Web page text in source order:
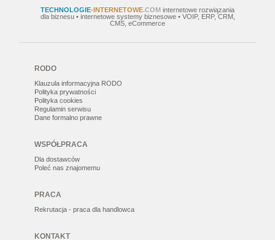
TECHNOLOGIE-INTERNETOWE.COM internetowe rozwiązania
dla biznesu • internetowe systemy biznesowe • VOIP, ERP, CRM,
CMS, eCommerce
RODO
Klauzula informacyjna RODO
Polityka prywatności
Polityka cookies
Regulamin serwisu
Dane formalno prawne
WSPÓŁPRACA
Dla dostawców
Poleć nas znajomemu
PRACA
Rekrutacja - praca dla handlowca
KONTAKT